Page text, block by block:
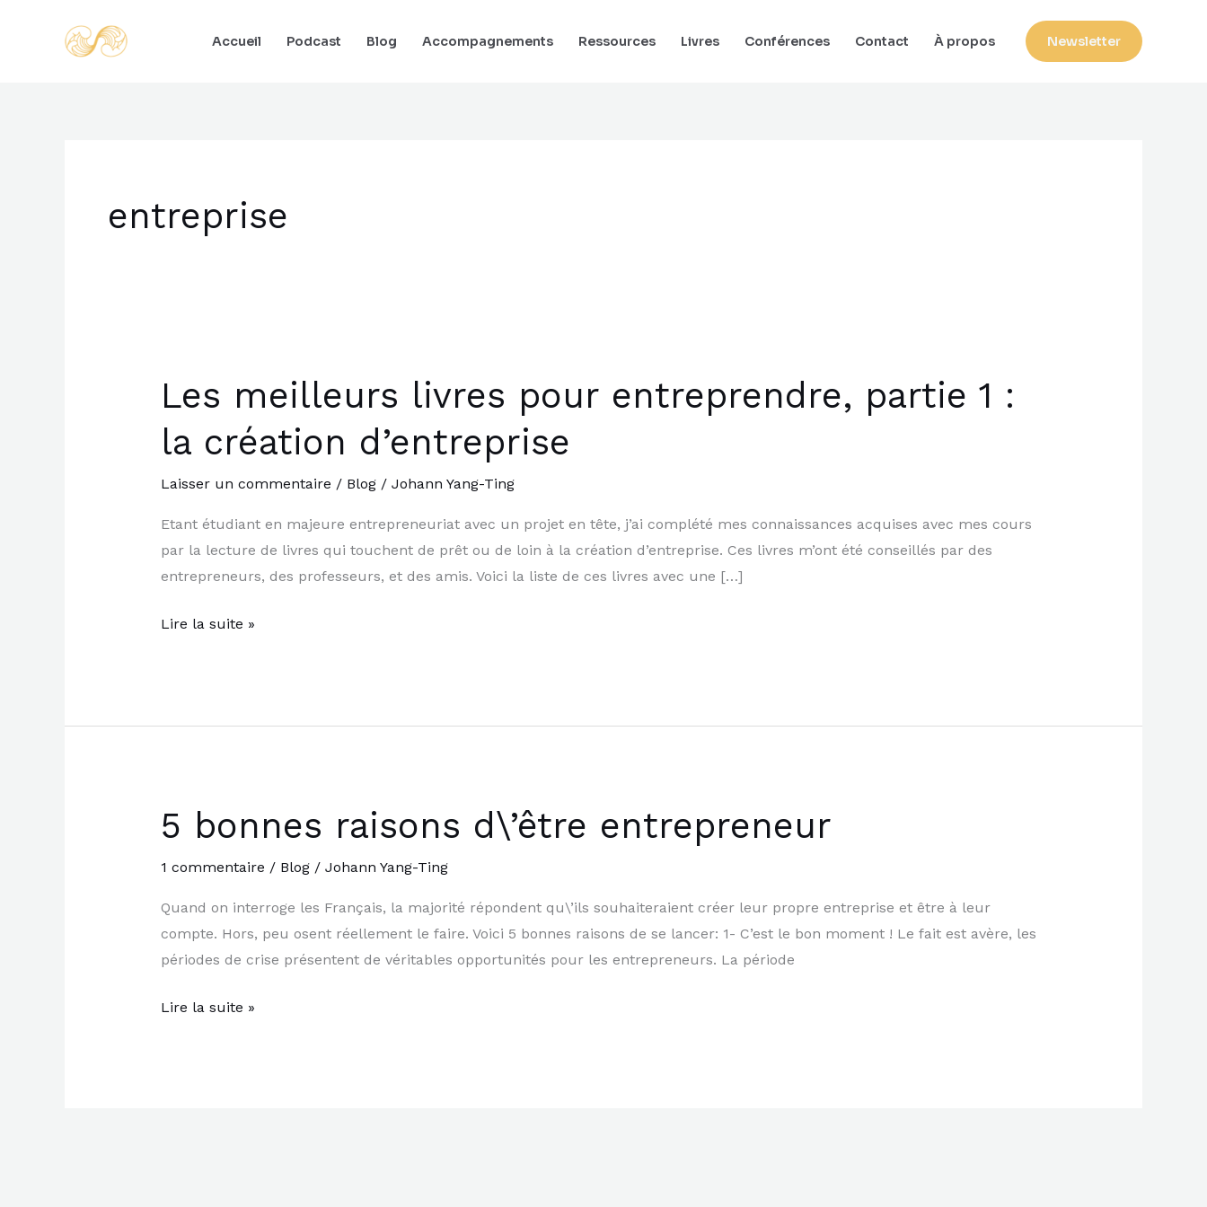
Accueil Podcast Blog Accompagnements Ressources Livres Conférences Contact À propos Newsletter
entreprise
Les meilleurs livres pour entreprendre, partie 1 :
la création d’entreprise
Laisser un commentaire / Blog/ Johann Yang-Ting
Etant étudiant en majeure entrepreneuriat avec un projet en tête, j’ai complété mes connaissances acquises avec mes cours
par la lecture de livres qui touchent de prêt ou de loin à la création d’entreprise. Ces livres m’ont été conseillés par des
entrepreneurs, des professeurs, et des amis. Voici la liste de ces livres avec une […]
Les
meilleurs
livres
entreprendre,
création
Lire la suite »
5 bonnes raisons d\’être entrepreneur
1 commentaire / Blog/ Johann Yang-Ting
Quand on interroge les Français, la majorité répondent qu\’ils souhaiteraient créer leur propre entreprise et être à leur
compte. Hors, peu osent réellement le faire. Voici 5 bonnes raisons de se lancer: 1- C’est le bon moment ! Le fait est avère, les
périodes de crise présentent de véritables opportunités pour les entrepreneurs. La période
5
bonnes
raisons
entrepreneur
Lire la suite »